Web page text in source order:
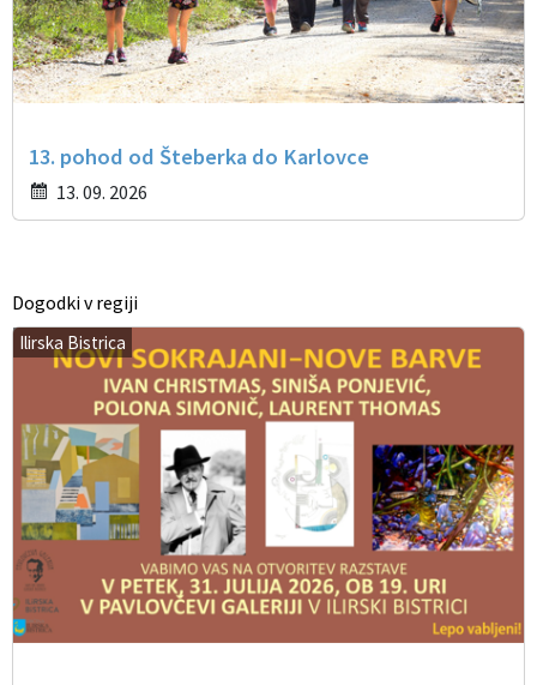
13. pohod od Šteberka do Karlovce
13. 09. 2026
Dogodki v regiji
Ilirska Bistrica